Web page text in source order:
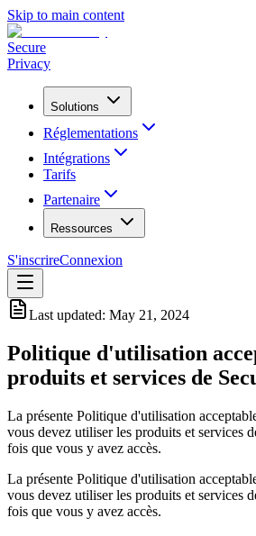
Skip to main content
Secure
Privacy
Solutions
Réglementations
Intégrations
Tarifs
Partenaire
Ressources
S'inscrireConnexion
Last updated: May 21, 2024
Politique d'utilisation
produits et services de
La présente Politique d'utilisation
vous devez utiliser les produits et services
fois que vous y avez accès.
La présente Politique d'utilisation
vous devez utiliser les produits et services
fois que vous y avez accès.